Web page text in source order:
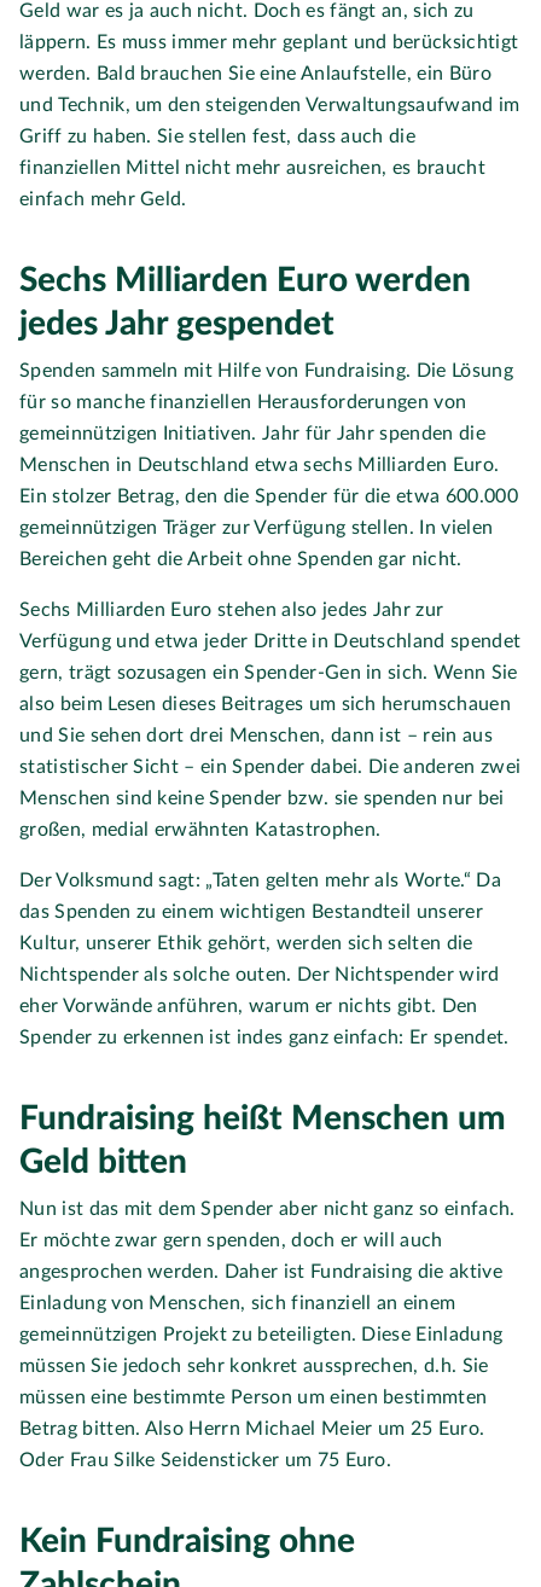
Geld war es ja auch nicht. Doch es fängt an, sich zu
läppern. Es muss immer mehr geplant und berücksichtigt
werden. Bald brauchen Sie eine Anlaufstelle, ein Büro
und Technik, um den steigenden Verwaltungsaufwand im
Griff zu haben. Sie stellen fest, dass auch die
finanziellen Mittel nicht mehr ausreichen, es braucht
einfach mehr Geld.
Sechs Milliarden Euro werden
jedes Jahr gespendet
Spenden sammeln mit Hilfe von Fundraising. Die Lösung
für so manche finanziellen Herausforderungen von
gemeinnützigen Initiativen. Jahr für Jahr spenden die
Menschen in Deutschland etwa sechs Milliarden Euro.
Ein stolzer Betrag, den die Spender für die etwa 600.000
gemeinnützigen Träger zur Verfügung stellen. In vielen
Bereichen geht die Arbeit ohne Spenden gar nicht.
Sechs Milliarden Euro stehen also jedes Jahr zur
Verfügung und etwa jeder Dritte in Deutschland spendet
gern, trägt sozusagen ein Spender-Gen in sich. Wenn Sie
also beim Lesen dieses Beitrages um sich herumschauen
und Sie sehen dort drei Menschen, dann ist – rein aus
statistischer Sicht – ein Spender dabei. Die anderen zwei
Menschen sind keine Spender bzw. sie spenden nur bei
großen, medial erwähnten Katastrophen.
Der Volksmund sagt: „Taten gelten mehr als Worte.“ Da
das Spenden zu einem wichtigen Bestandteil unserer
Kultur, unserer Ethik gehört, werden sich selten die
Nichtspender als solche outen. Der Nichtspender wird
eher Vorwände anführen, warum er nichts gibt. Den
Spender zu erkennen ist indes ganz einfach: Er spendet.
Fundraising heißt Menschen um
Geld bitten
Nun ist das mit dem Spender aber nicht ganz so einfach.
Er möchte zwar gern spenden, doch er will auch
angesprochen werden. Daher ist Fundraising die aktive
Einladung von Menschen, sich finanziell an einem
gemeinnützigen Projekt zu beteiligten. Diese Einladung
müssen Sie jedoch sehr konkret aussprechen, d.h. Sie
müssen eine bestimmte Person um einen bestimmten
Betrag bitten. Also Herrn Michael Meier um 25 Euro.
Oder Frau Silke Seidensticker um 75 Euro.
Kein Fundraising ohne